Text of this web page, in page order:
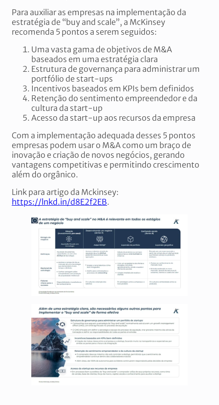
Para auxiliar as empresas na implementação da
estratégia de “buy and scale”, a McKinsey
recomenda 5 pontos a serem seguidos:
Uma vasta gama de objetivos de M&A
baseados em uma estratégia clara
Estrutura de governança para administrar um
portfólio de start-ups
Incentivos baseados em KPIs bem definidos
Retenção do sentimento empreendedor e da
cultura da start-up
Acesso da start-up aos recursos da empresa
Com a implementação adequada desses 5 pontos
empresas podem usar o M&A como um braço de
inovação e criação de novos negócios, gerando
vantagens competitivas e permitindo crescimento
além do orgânico.
Link para artigo da Mckinsey:
https://lnkd.in/d8E2f2EB.